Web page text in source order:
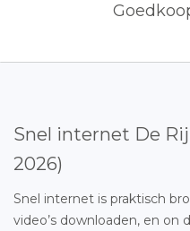
Snel internet De
2026)
Snel internet is praktisch
video’s downloaden, en